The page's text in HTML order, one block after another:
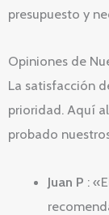
presupuesto y
Opiniones de
La satisfacción
prioridad. Aquí
probado
Juan P :